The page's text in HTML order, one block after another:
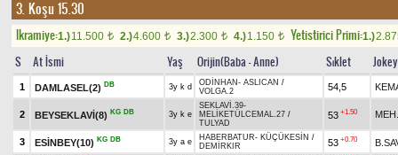
3. Koşu 15.30
Ikramiye:1.)11.500 t 2.)4.600 t 3.)2.300 t 4.)1.150 t Yetistirici Primi:1.)
S At İsmi Yaş Orijin(Baba - Anne) Sıklet Jokey
1 DAMLASEL(2) DB 3y k d ODİNHAN - ASLICAN /
VOLGA.2
54,5
2 BEYSEKLAVİ(8) KG DB 3y k e
SEKLAVİ.39-
MELİKETÜLCEMAL.27 /
TULYAD
53 +1.50
3 ESİNBEY(10) KG DB 3y a e HABERBATUR- KÜÇÜKESİN /
DEMİRKIR
53 +0.70